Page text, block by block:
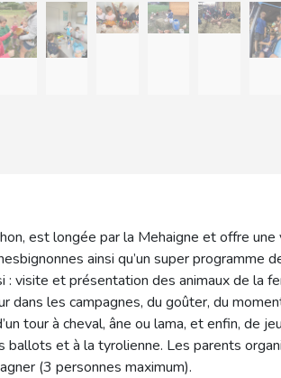
est longée par la Mehaigne et offre une
ainsi qu’un super programme
: visite et présentation des animaux de la
dans les campagnes, du goûter, du
tour à cheval, âne ou lama, et enfin, de
ballots et à la tyrolienne. Les parents
(3 personnes maximum).